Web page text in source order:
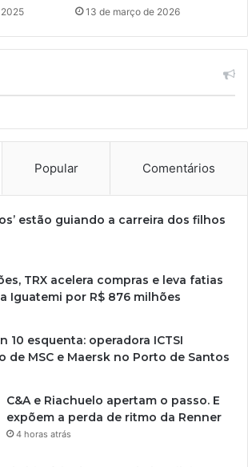
13 de março de 2026
Popular Comentários
estão guiando a carreira dos filhos
TRX acelera compras e leva fatias
Iguatemi por R$ 876 milhões
10 esquenta: operadora ICTSI
de MSC e Maersk no Porto de Santos
C&A e Riachuelo apertam o passo. E
expõem a perda de ritmo da Renner
4 horas atrás